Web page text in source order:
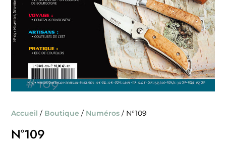
Accueil / Boutique / Numéros / N°109
N°109